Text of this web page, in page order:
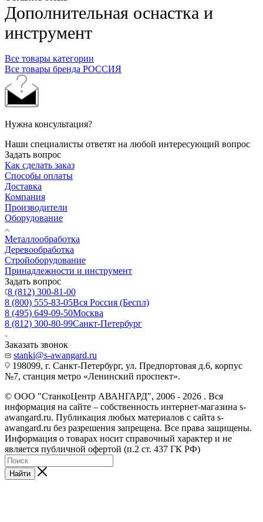
Дополнительная оснастка и
инструмент
Все товары категории
Все товары бренда РОССИЯ
Нужна консультация?
Наши специалисты ответят на любой интересующий вопрос
Задать вопрос
Как сделать заказ
Способы оплаты
Доставка
Компания
Производители
Оборудование
Металлообработка
Деревообработка
Стройоборудование
Принадлежности и инструмент
Задать вопрос
8 (812) 300-81-00
8 (800) 555-83-05Вся Россия (Беспл)
8 (495) 649-09-50Москва
8 (812) 300-80-99Санкт-Петербург
Заказать звонок
stanki@s-awangard.ru
198099, г. Санкт-Петербург, ул. Предпортовая д.6, корпус
№7, станция метро «Ленинский проспект».
© ООО "СтанкоЦентр АВАНГАРД", 2006 - 2026 . Вся
информация на сайте – собственность интернет-магазина s-
awangard.ru. Публикация любых материалов с сайта s-
awangard.ru без разрешения запрещена. Все права защищены.
Информация о товарах носит справочный характер и не
является публичной офертой (п.2 ст. 437 ГК РФ)
Найти